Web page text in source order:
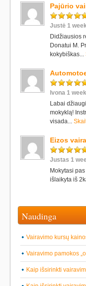
Pajūrio
Justė 1
Didžiausios
Donatui M.
kokybiškas...
Ivona 1
Labai
mokyklą!
visada...
Eizos
Justas 1
Mokytasi
išlaikyta iš
Naudinga
Vairavimo kursų
Vairavimo pamokos
Kaip išsirinkti